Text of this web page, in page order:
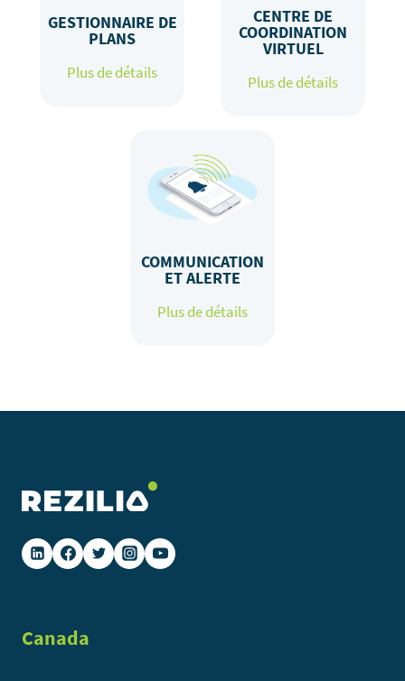
GESTIONNAIRE DE
PLANS
Plus de détails
CENTRE DE
COORDINATION
VIRTUEL
Plus de détails
COMMUNICATION
ET ALERTE
Plus de détails
Canada